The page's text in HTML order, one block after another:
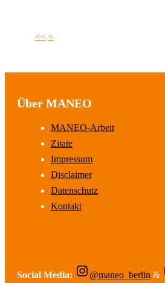
<< <
Über MANEO
MANEO-Arbeit
Zitate
Impressum
Disclaimer
Datenschutz
Kontakt
Social Media: @maneo_berlin &